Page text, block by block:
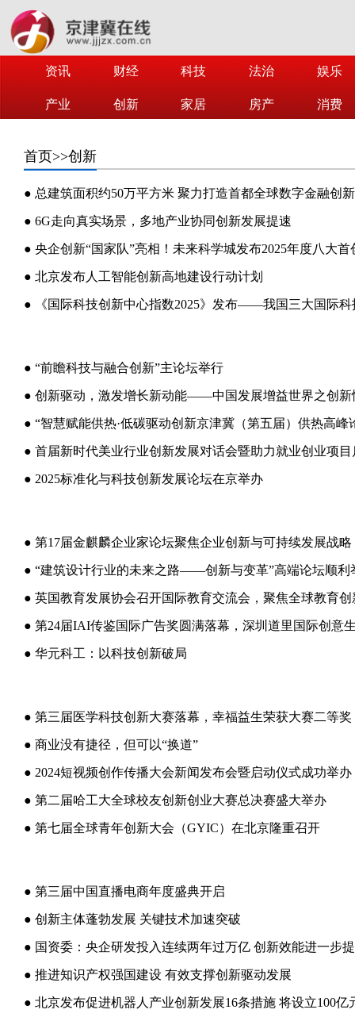
资讯 财经 科技 法治 娱乐
产业 创新 家居 房产 消费
首页>>创新
● 总建筑面积约50万平方米 聚力打造首都全球数字金融创
● 6G走向真实场景，多地产业协同创新发展提速
● 央企创新“国家队”亮相！未来科学城发布2025年度八大首
● 北京发布人工智能创新高地建设行动计划
● “前瞻科技与融合创新”主论坛举行
● 创新驱动，激发增长新动能——中国发展增益世界之创新
● 2025标准化与科技创新发展论坛在京举办
● 第17届金麒麟企业家论坛聚焦企业创新与可持续发展战略
● “建筑设计行业的未来之路——创新与变革”高端论坛顺利
● 华元科工：以科技创新破局
● 第三届医学科技创新大赛落幕，幸福益生荣获大赛二等奖
● 商业没有捷径，但可以“换道”
● 2024短视频创作传播大会新闻发布会暨启动仪式成功举办
● 第二届哈工大全球校友创新创业大赛总决赛盛大举办
● 第七届全球青年创新大会（GYIC）在北京隆重召开
● 第三届中国直播电商年度盛典开启
● 创新主体蓬勃发展 关键技术加速突破
● 国资委：央企研发投入连续两年过万亿 创新效能进一步
● 推进知识产权强国建设 有效支撑创新驱动发展